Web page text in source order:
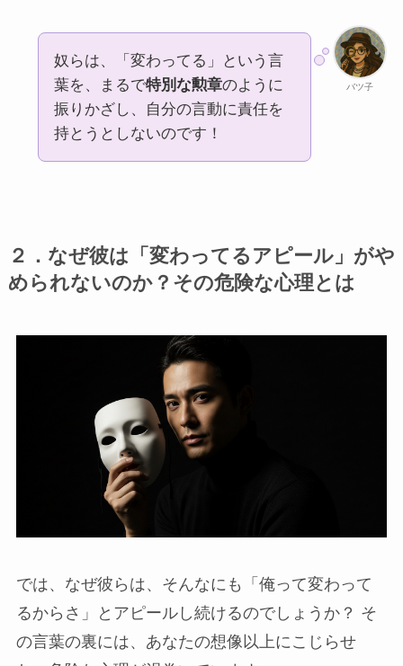
バツ子
奴らは、「変わってる」という言
葉を、まるで特別な勲章のように
振りかざし、自分の言動に責任を
持とうとしないのです！
２．なぜ彼は「変わってるアピール」がや
められないのか？その危険な心理とは
では、なぜ彼らは、そんなにも「俺って変わって
るからさ」とアピールし続けるのでしょうか？ そ
の言葉の裏には、あなたの想像以上にこじらせ